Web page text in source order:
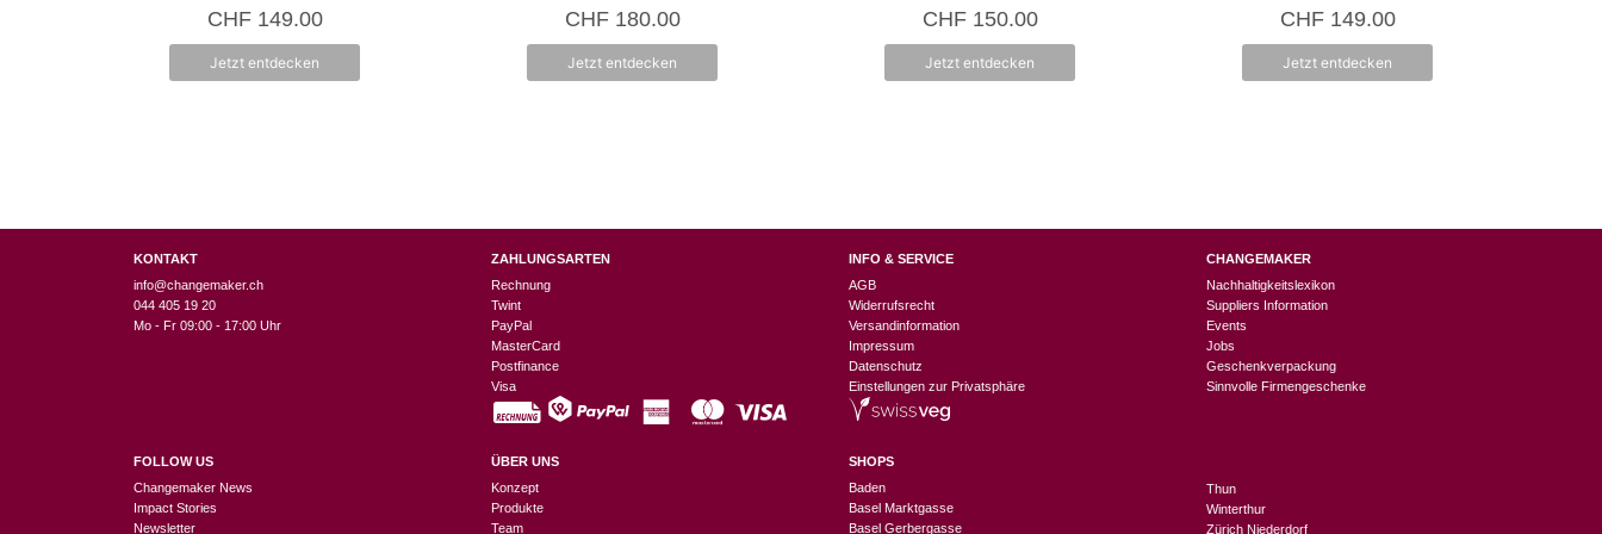
0
v
5
CHF149.00
Jetzt entdecken
5.00
von 5
CHF180.00
Jetzt entdecken
0
v
5
CHF150.00
Jetzt entdecken
0
v
5
CHF149.00
Jetzt entdecken
KONTAKT
info@changemaker.ch
044 405 19 20
Mo - Fr 09:00 - 17:00 Uhr
FOLLOW US
Changemaker News
Impact Stories
Newsletter
ZAHLUNGSARTEN
Rechnung
Twint
PayPal
MasterCard
Postfinance
Visa
ÜBER UNS
Konzept
Produkte
Team
INFO & SERVICE
AGB
Widerrufsrecht
Versandinformation
Impressum
Datenschutz
Einstellungen zur Privatsphäre
SHOPS
Baden
Basel Marktgasse
Basel Gerbergasse
CHANGEMAKER
Nachhaltigkeitslexikon
Suppliers Information
Events
Jobs
Geschenkverpackung
Sinnvolle Firmengeschenke
Thun
Winterthur
Zürich Niederdorf